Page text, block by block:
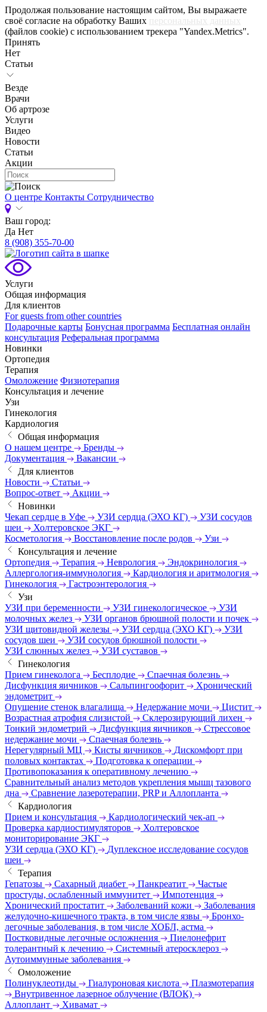
Продолжая пользование настоящим сайтом, Вы выражаете
своё согласие на обработку Ваших персональных данных
(файлов cookie) с использованием трекера "Yandex.Metrics".
Принять
Нет
Статьи
Везде
Врачи
Об артрозе
Услуги
Видео
Новости
Статьи
Акции
О центре Контакты Сотрудничество
Ваш город:
Да Нет
8 (908) 355-70-00
Услуги
Общая информация
Для клиентов
For guests from other countries
Подарочные карты Бонусная программа Бесплатная онлайн
консультация Реферальная программа
Новинки
Ортопедия
Терапия
Омоложение Физиотерапия
Консультация и лечение
Узи
Гинекология
Кардиология
Общая информация
О нашем центре
Бренды
Документация
Вакансии
Для клиентов
Новости
Статьи
Вопрос-ответ
Акции
Новинки
Чекап сердце в Уфе
УЗИ сердца (ЭХО КГ)
УЗИ сосудов
шеи
Холтеровское ЭКГ
Косметология
Восстановление после родов
Узи
Консультация и лечение
Ортопедия
Терапия Неврология
Эндокринология
Аллергология-иммунология
Кардиология и аритмология
Гинекология
Гастроэнтерология
Узи
УЗИ при беременности
УЗИ гинекологическое
УЗИ
молочных желез
УЗИ органов брюшной полости и почек
УЗИ щитовидной железы
УЗИ сердца (ЭХО КГ)
УЗИ
сосудов шеи
УЗИ сосудов брюшной полости
УЗИ слюнных желез
УЗИ суставов
Гинекология
Прием гинеколога
Бесплодие
Спаечная болезнь
Дисфункция яичников
Сальпингоофорит
Хронический
эндометрит
Опущение стенок влагалища
Недержание мочи
Цистит
Возрастная атрофия слизистой
Склерозирующий лихен
Тонкий эндометрий
Дисфункция яичников
Стрессовое
недержание мочи
Спаечная болезнь
Нерегулярный МЦ
Кисты яичников
Дискомфорт при
половых контактах
Подготовка к операции
Противопоказания к оперативному лечению
Сравнительный анализ методов укрепления мышц тазового
дна
Сравнение лазеротерапии, PRP и Аллопланта
Кардиология
Прием и консультация
Кардиологический чек-ап
Проверка кардиостимуляторов
Холтеровское
мониторирование ЭКГ
УЗИ сердца (ЭХО КГ)
Дуплексное исследование сосудов
шеи
Терапия
Гепатозы
Сахарный диабет Панкреатит
Частые
простуды, ослабленный иммунитет
Импотенция
Хронический простатит
Заболеваний кожи
Заболевания
желудочно-кишечного тракта, в том числе язвы
Бронхо-
легочные заболевания, в том числе ХОБЛ, астма
Постковидные легочные осложнения
Пиелонефрит
толерантный к лечению
Системный атеросклероз
Аутоиммунные заболевания
Омоложение
Полинуклеотиды
Гиалуроновая кислота
Плазмотерапия
Внутривенное лазерное облучение (ВЛОК)
Аллоплант
Хивамат